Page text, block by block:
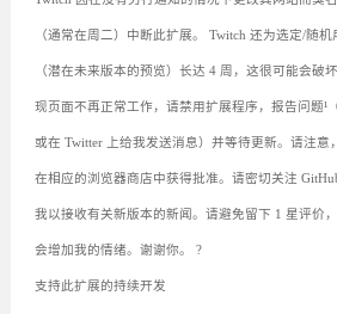
（通常在周二）中断此扩展。 Twitch 还为选定/随
（潜在未来版本的预览）长达 4 周，这很可能会破
现页面不再正常工作，请禁用扩展程序，报告问题¹
或在 Twitter 上给我发送消息）并等待更新。请注意
在相应的浏览器商店中获得批准。请密切关注
我以接收有关新版本的新闻。请避免留下 1 星评价
会增加我的情绪。谢谢你。 ?
支持此扩展的持续开发